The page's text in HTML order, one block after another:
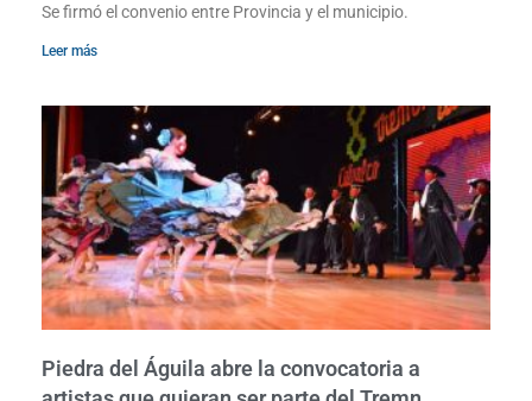
Se firmó el convenio entre Provincia y el municipio.
Leer más
Piedra del Águila abre la convocatoria a